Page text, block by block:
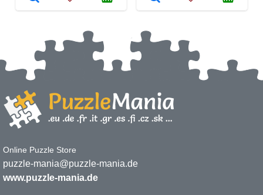
Online Puzzle Store
puzzle-mania@puzzle-mania.de
www.puzzle-mania.de